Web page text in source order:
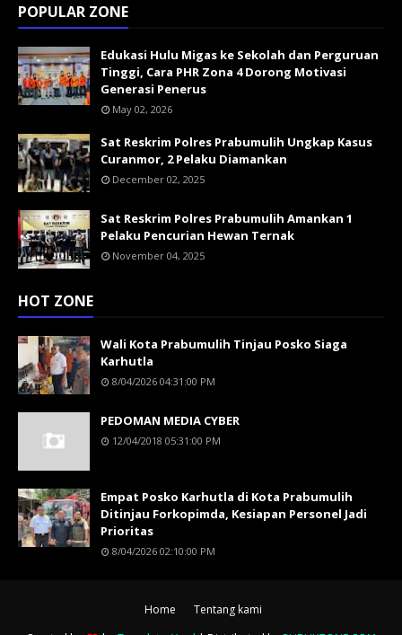
POPULAR ZONE
Edukasi Hulu Migas ke Sekolah dan Perguruan
Tinggi, Cara PHR Zona 4 Dorong Motivasi
Generasi Penerus
May 02, 2026
Sat Reskrim Polres Prabumulih Ungkap Kasus
Curanmor, 2 Pelaku Diamankan
December 02, 2025
Sat Reskrim Polres Prabumulih Amankan 1
Pelaku Pencurian Hewan Ternak
November 04, 2025
HOT ZONE
Wali Kota Prabumulih Tinjau Posko Siaga
Karhutla
8/04/2026 04:31:00 PM
PEDOMAN MEDIA CYBER
12/04/2018 05:31:00 PM
Empat Posko Karhutla di Kota Prabumulih
Ditinjau Forkopimda, Kesiapan Personel Jadi
Prioritas
8/04/2026 02:10:00 PM
Home
Tentang kami